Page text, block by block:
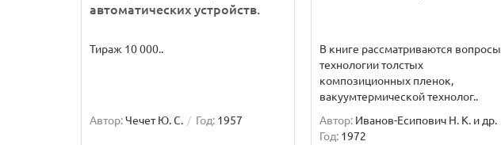
автоматических устройств.
Тираж 10 000..
Автор:Чечет Ю. С. Год: 1957
В книге рассматриваются вопросы
технологии толстых
композиционных пленок,
вакуумтермической технолог..
Автор: Иванов-Есипович Н. К. и др.
Год: 1972